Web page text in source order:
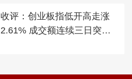
收评：创业板指低开高走涨
2.61% 成交额连续三日突破2